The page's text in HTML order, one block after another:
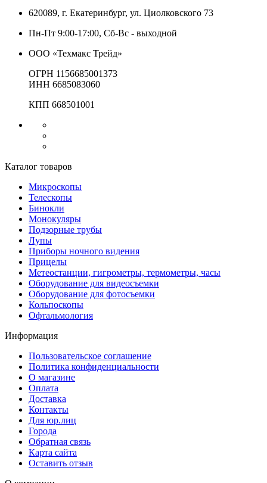
620089, г. Екатеринбург, ул. Циолковского 73
Пн-Пт 9:00-17:00, Сб-Вс - выходной
ООО «Техмакс Трейд»
ОГРН 1156685001373
ИНН 6685083060
КПП 668501001
Каталог товаров
Микроскопы
Телескопы
Бинокли
Монокуляры
Подзорные трубы
Лупы
Приборы ночного видения
Прицелы
Метеостанции, гигрометры, термометры, часы
Оборудование для видеосъемки
Оборудование для фотосъемки
Кольпоскопы
Офтальмология
Информация
Пользовательское соглашение
Политика конфиденциальности
О магазине
Оплата
Доставка
Контакты
Для юр.лиц
Города
Обратная связь
Карта сайта
Оставить отзыв